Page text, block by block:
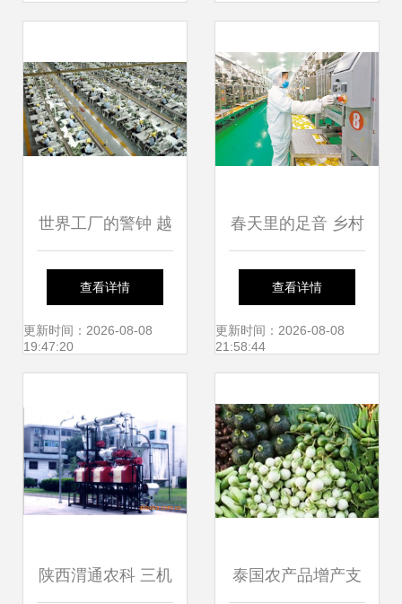
世界工厂的警钟 越
南痛失253亿，农
产品能否力挽狂
查看详情
更新时间：2026-08-08
19:47:20
春天里的足音 乡村
振兴的足迹与希望
查看详情
更新时间：2026-08-08
21:58:44
陕西渭通农科 三机 泰国农产品增产支